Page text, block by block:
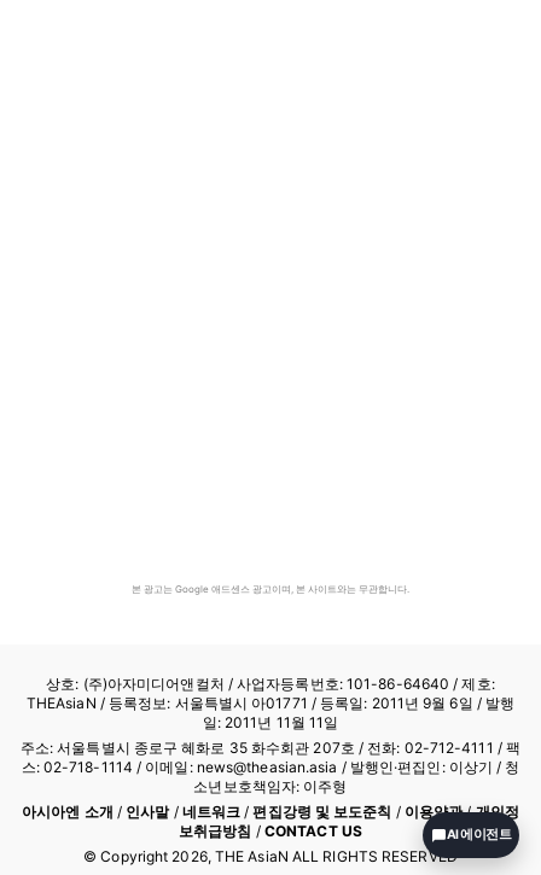
본 광고는 Google 애드센스 광고이며, 본 사이트와는 무관합니다.
상호: (주)아자미디어앤컬처 /사업자등록번호: 101-86-64640 / 제호:
THEAsiaN / 등록정보: 서울특별시 아01771 / 등록일: 2011년 9월 6일 / 발행
일: 2011년 11월 11일
주소: 서울특별시 종로구 혜화로 35 화수회관 207호 / 전화: 02-712-4111 / 팩
스: 02-718-1114 / 이메일: news@theasian.asia / 발행인·편집인: 이상기 / 청
소년보호책임자: 이주형
아시아엔 소개 / 인사말/ 네트워크 /편집강령 및 보도준칙 / 이용약관/개인정
보취급방침 / CONTACT US
© Copyright 2026, THE AsiaN ALL RIGHTS RESERVED
AI 에이전트